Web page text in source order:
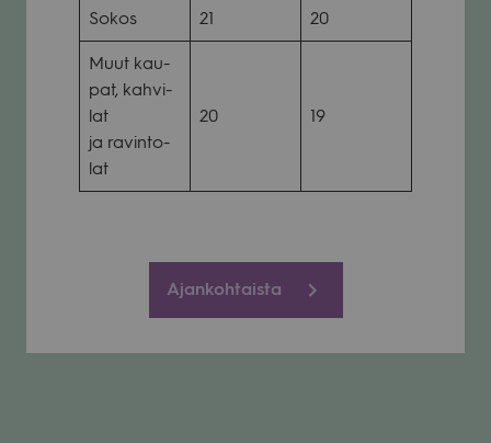
Sokos 21 20
Muut kau­
pat, kah­vi­
lat
ja ravin­to­
lat
20 19
Ajankohtaista